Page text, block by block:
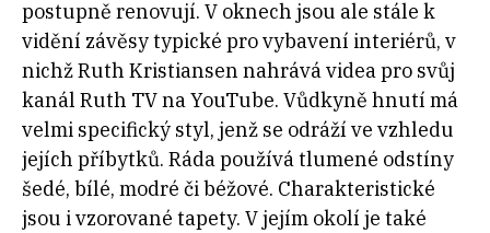
postupně renovují. V oknech jsou ale stále k
vidění závěsy typické pro vybavení interiérů, v
nichž Ruth Kristiansen nahrává videa pro svůj
kanál Ruth TV na YouTube. Vůdkyně hnutí má
velmi specifický styl, jenž se odráží ve vzhledu
jejích příbytků. Ráda používá tlumené odstíny
šedé, bílé, modré či béžové. Charakteristické
jsou i vzorované tapety. V jejím okolí je také